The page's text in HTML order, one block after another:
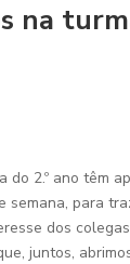
na
do 2.º ano têm
semana, para
dos
juntos,